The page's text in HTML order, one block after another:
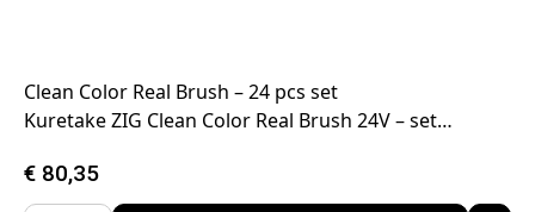
Clean Color Real Brush – 24 pcs set
Kuretake ZIG Clean Color Real Brush 24V – set…
€ 80,35